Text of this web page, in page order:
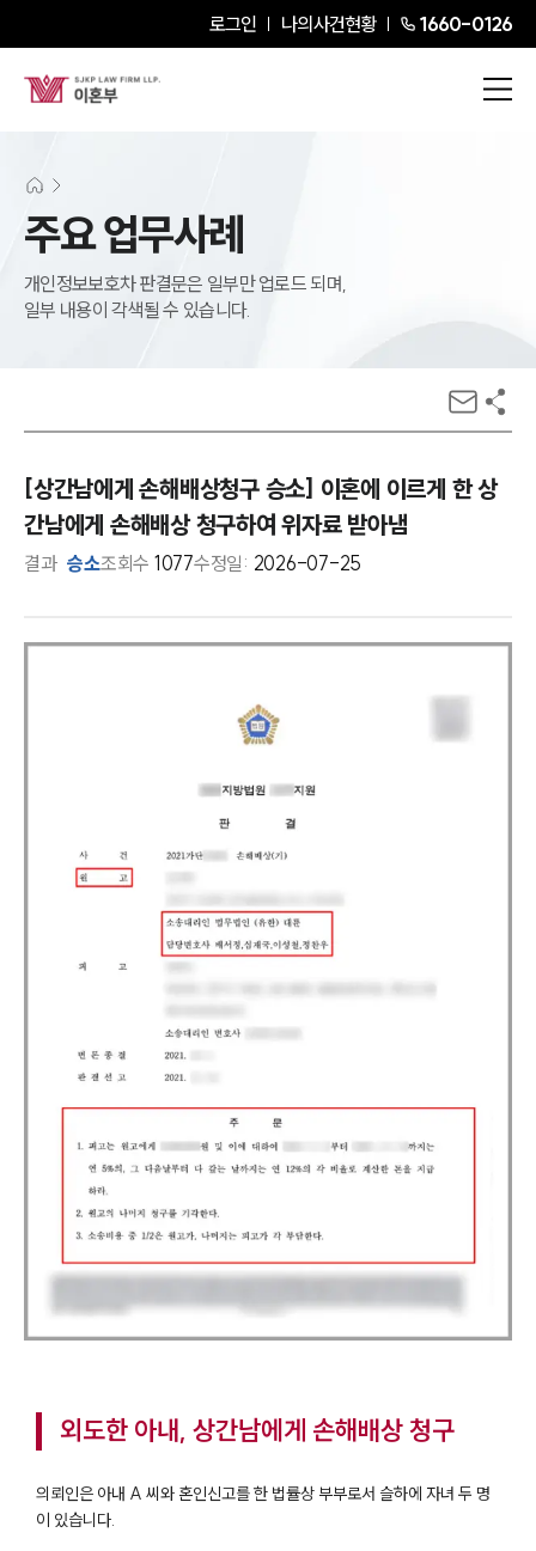
로그인 나의사건현황 1660-0126
주요 업무사례
개인정보보호차 판결문은 일부만 업로드 되며,
일부 내용이 각색될 수 있습니다.
[상간남에게 손해배상청구 승소] 이혼에 이르게 한 상
간남에게 손해배상 청구하여 위자료 받아냄
결과 승소조회수 1077수정일: 2026-07-25
외도한 아내, 상간남에게 손해배상 청구
의뢰인은 아내 A 씨와 혼인신고를 한 법률상 부부로서 슬하에 자녀 두 명
이 있습니다.